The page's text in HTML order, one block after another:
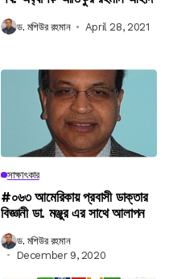
ড. মশিউর রহমান April 28, 2021
সাক্ষাৎকার
#০৬৩ আমেরিকায় প্রবাসী ডাক্তার
বিজ্ঞানী ডা. মঞ্জুর এর সাথে আলাপন
ড. মশিউর রহমান
December 9, 2020